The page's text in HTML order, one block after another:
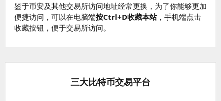
鉴于币安及其他交易所访问地址经常更换，为了你能够更加
便捷访问，可以在电脑端按Ctrl+D收藏本站，手机端点击
收藏按钮，便于交易所访问。
三大比特币交易平台